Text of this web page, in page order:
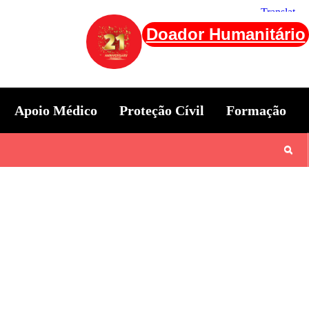
Doador Humanitário
Apoio Médico Proteção Cívil Formação